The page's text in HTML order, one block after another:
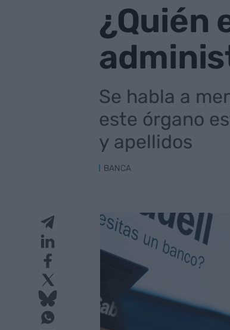
¿Quién
Se habla a
este órgano
y apellidos
BANCA